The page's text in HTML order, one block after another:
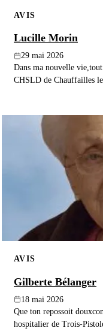
AVIS
Lucille Morin
29 mai 2026
Dans ma nouvelle
CHSLD de Chauffailles
AVIS
Gilberte Bélanger
18 mai 2026
Que ton repossoit
hospitalier de Trois-